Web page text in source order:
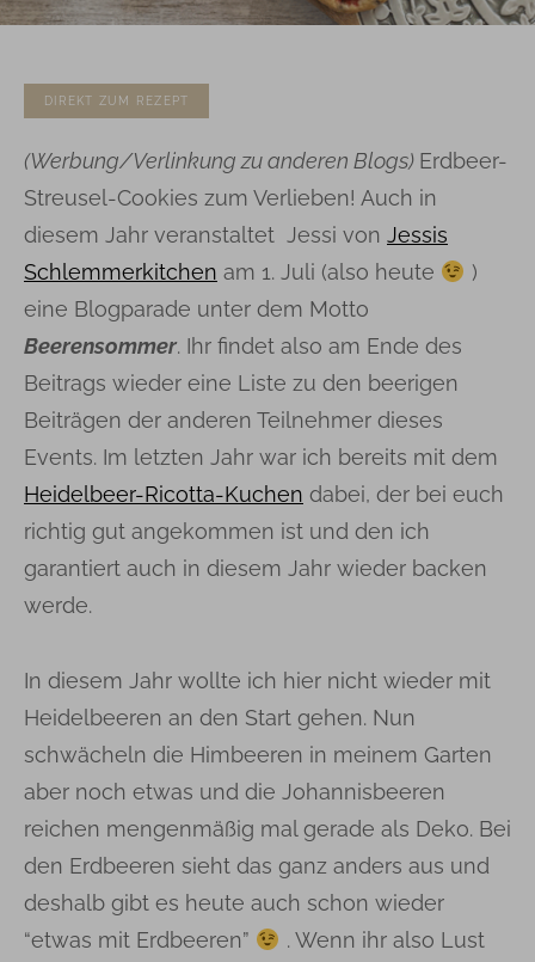
DIREKT ZUM REZEPT
(Werbung/Verlinkung zu anderen Blogs) Erdbeer-
Streusel-Cookies zum Verlieben! Auch in
diesem Jahr veranstaltet Jessi von Jessis
Schlemmerkitchen am 1. Juli (also heute
)
eine Blogparade unter dem Motto
Beerensommer. Ihr findet also am Ende des
Beitrags wieder eine Liste zu den beerigen
Beiträgen der anderen Teilnehmer dieses
Events. Im letzten Jahr war ich bereits mit dem
Heidelbeer-Ricotta-Kuchen dabei, der bei euch
richtig gut angekommen ist und den ich
garantiert auch in diesem Jahr wieder backen
werde.
In diesem Jahr wollte ich hier nicht wieder mit
Heidelbeeren an den Start gehen. Nun
schwächeln die Himbeeren in meinem Garten
aber noch etwas und die Johannisbeeren
reichen mengenmäßig mal gerade als Deko. Bei
den Erdbeeren sieht das ganz anders aus und
deshalb gibt es heute auch schon wieder
“etwas mit Erdbeeren”
. Wenn ihr also Lust